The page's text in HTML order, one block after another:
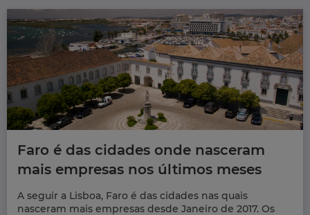
Faro é das cidades onde nasceram
mais empresas nos últimos meses
A seguir a Lisboa, Faro é das cidades nas quais
nasceram mais empresas desde Janeiro de 2017. Os